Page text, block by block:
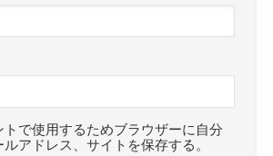
トで使用するためブラウザーに自分
アドレス、サイトを保存する。